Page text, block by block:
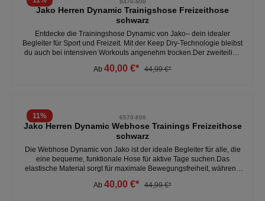
8470-800
Jako Herren Dynamic Trainigshose Freizeithose
schwarz
Entdecke die Trainingshose Dynamic von Jako– dein idealer
Begleiter für Sport und Freizeit. Mit der Keep Dry-Technologie bleibst
du auch bei intensiven Workouts angenehm trocken.Der zweiteilige
maximalen Tragekomfort – egal, ob beim Joggen, im Fitnessstudio
Ab 40,00 €* 44,99 €*
11% 6570-800
Jako Herren Dynamic Webhose Trainings Freizeithose
schwarz
Die Webhose Dynamic von Jako ist der ideale Begleiter für alle, die
eine bequeme, funktionale Hose für aktive Tage suchen.Das
elastische Material sorgt für maximale Bewegungsfreiheit, während
elastische Beinabschluss sorgt für einen perfekten Sitz, egal ob beim
Ab 40,00 €* 44,99 €*